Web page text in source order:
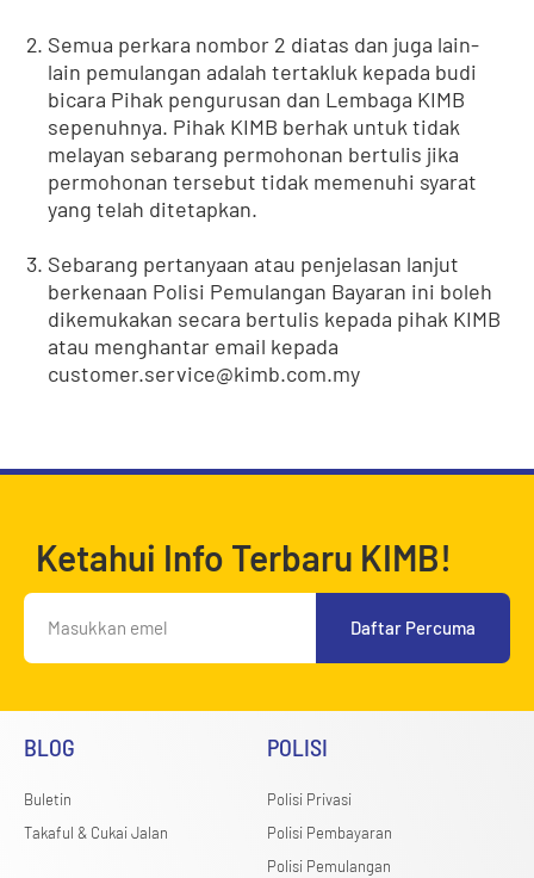
Semua perkara nombor 2 diatas dan juga lain-
lain pemulangan adalah tertakluk kepada budi
bicara Pihak pengurusan dan Lembaga KIMB
sepenuhnya. Pihak KIMB berhak untuk tidak
melayan sebarang permohonan bertulis jika
permohonan tersebut tidak memenuhi syarat
yang telah ditetapkan.
Sebarang pertanyaan atau penjelasan lanjut
berkenaan Polisi Pemulangan Bayaran ini boleh
dikemukakan secara bertulis kepada pihak KIMB
atau menghantar email kepada
customer.service@kimb.com.my
Ketahui Info Terbaru KIMB!
Daftar Percuma
BLOG
Buletin
Takaful & Cukai Jalan
POLISI
Polisi Privasi
Polisi Pembayaran
Polisi Pemulangan